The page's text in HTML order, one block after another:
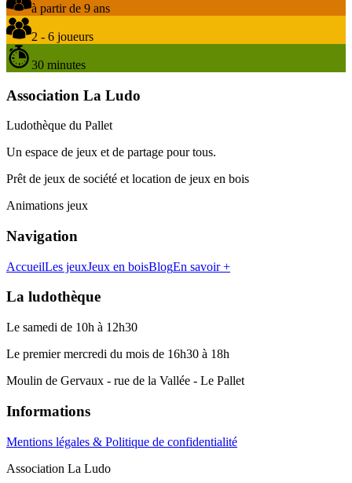
à partir de 9 ans
2 - 6 joueurs
30 minutes
Association La Ludo
Ludothèque du Pallet
Un espace de jeux et de partage pour tous.
Prêt de jeux de société et location de jeux en bois
Animations jeux
Navigation
AccueilLes jeuxJeux en boisBlogEn savoir +
La ludothèque
Le samedi de 10h à 12h30
Le premier mercredi du mois de 16h30 à 18h
Moulin de Gervaux - rue de la Vallée - Le Pallet
Informations
Mentions légales & Politique de confidentialité
Association La Ludo